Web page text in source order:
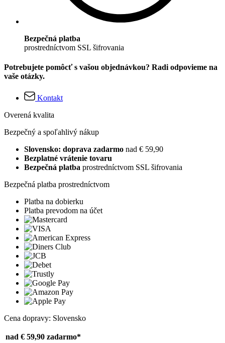
Bezpečná platba
prostredníctvom SSL šifrovania
Potrebujete pomôcť s vašou objednávkou? Radi odpovieme na
vaše otázky.
Kontakt
Overená kvalita
Bezpečný a spoľahlivý nákup
Slovensko: doprava zadarmo nad € 59,90
Bezplatné vrátenie tovaru
Bezpečná platba prostredníctvom SSL šifrovania
Bezpečná platba prostredníctvom
Platba na dobierku
Platba prevodom na účet
Cena dopravy: Slovensko
nad € 59,90 zadarmo*